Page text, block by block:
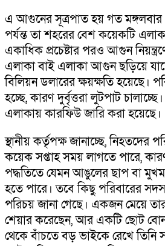
এ আগুনের সূত্রপাত হয় গত
পর্যন্ত তা শহরের বেশ কয়েকটি
একাধিক প্রচেষ্টার পরও আগুন
এলাকা বাই এলাকা আগুন ছড়িয়ে
বিলিয়ন ডলারের ক্ষয়ক্ষতি হয়েছে।
হচ্ছে, কারণ দুর্বৃত্তরা লুটপাট
এলাকায় কারফিউ জারি করা হয়েছে।
স্থানীয় কর্তৃপক্ষ জানাচ্ছে, নিহতদের
কয়েক সপ্তাহ সময় লাগতে পারে,
পদ্ধতিতে যেমন আঙুলের ছাপ বা
হতে পারে। তবে কিছু পরিবারের
পরিচয় জানা গেছে। একজন মেয়ে
শেয়ার করেছেন, আর একটি ছোট
থেকে বাঁচতে বড় ভাইকে রেখে তিনি